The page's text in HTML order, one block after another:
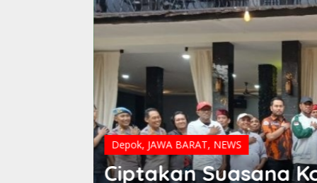
Bogor, JAWA BARAT, NEWS
Wakil Ketua II